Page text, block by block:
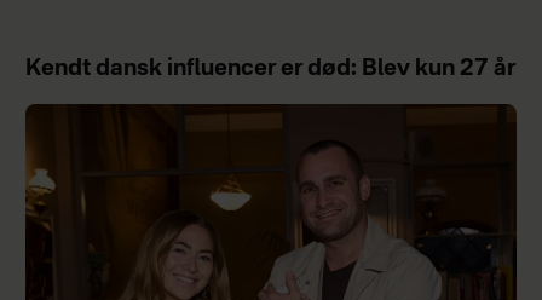
Kendt dansk influencer er død: Blev kun 27 år